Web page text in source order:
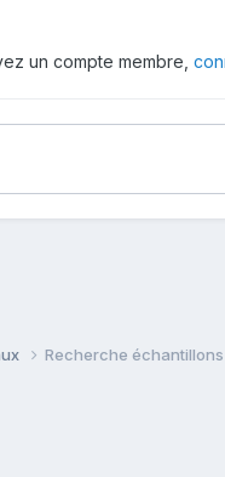
un compte membre,
Recherche échantillons